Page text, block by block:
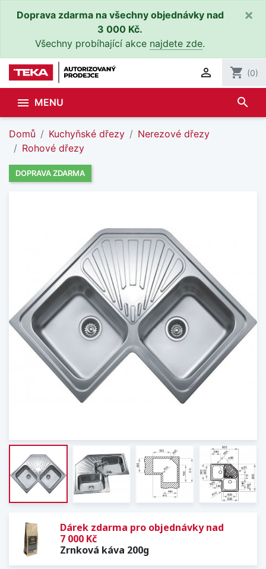
Doprava zdarma na všechny objednávky nad
3 000 Kč.
Všechny probíhající akce najdete zde.
×
 shopping_cart (0)
 MENU search
Domů Kuchyňské dřezy
Nerezové dřezy
Rohové dřezy
DOPRAVA ZDARMA
Dárek zdarma pro objednávky nad
7 000 Kč
Zrnková káva 200g